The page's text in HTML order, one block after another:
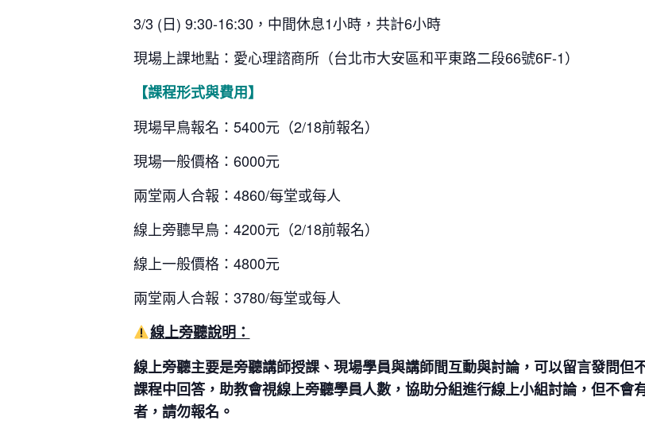
3/3 (日) 9:30-16:30，中間休息1小時，共計6小時
現場上課地點：愛心理諮商所（台北市大安區和平東路二段66號6F-1）
【課程形式與費用】
現場早鳥報名：5400元（2/18前報名）
現場一般價格：6000元
兩堂兩人合報：4860/每堂或每人
線上旁聽早鳥：4200元（2/18前報名）
線上一般價格：4800元
兩堂兩人合報：3780/每堂或每人
線上旁聽說明：
線上旁聽主要是旁聽講師授課、現場學員與講師間互動與討論，可以留言發問但
課程中回答，助教會視線上旁聽學員人數，協助分組進行線上小組討論，但不會
者，請勿報名。